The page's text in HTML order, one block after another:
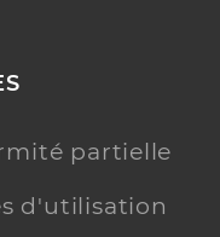
partielle
d'utilisation